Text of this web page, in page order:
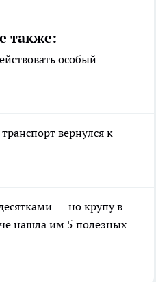
также:
особый
вернулся к
— но крупу в
нашла им 5 полезных